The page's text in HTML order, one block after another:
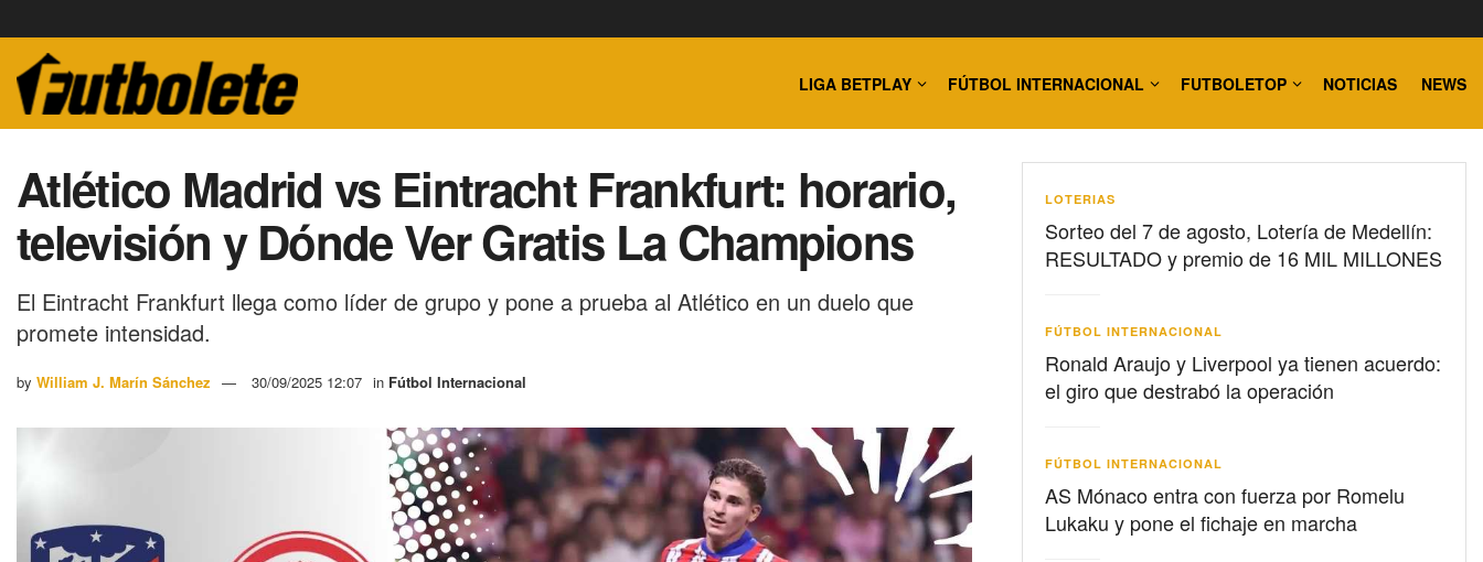
LIGA BETPLAY FÚTBOL INTERNACIONAL FUTBOLETOP NOTICIAS NEWS
Atlético Madrid vs Eintracht Frankfurt: horario,
televisión y Dónde Ver Gratis La Champions
El Eintracht Frankfurt llega como líder de grupo y pone a prueba al Atlético en un duelo que
promete intensidad.
by William J. Marín Sánchez 30/09/2025 12:07 in Fútbol Internacional
LOTERIAS
Sorteo del 7 de agosto, Lotería de Medellín:
RESULTADO y premio de 16 MIL MILLONES
FÚTBOL INTERNACIONAL
Ronald Araujo y Liverpool ya tienen acuerdo:
el giro que destrabó la operación
FÚTBOL INTERNACIONAL
AS Mónaco entra con fuerza por Romelu
Lukaku y pone el fichaje en marcha